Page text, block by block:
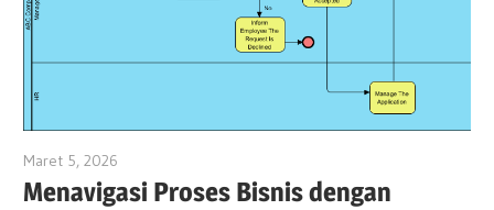
Maret 5, 2026
Menavigasi Proses Bisnis dengan